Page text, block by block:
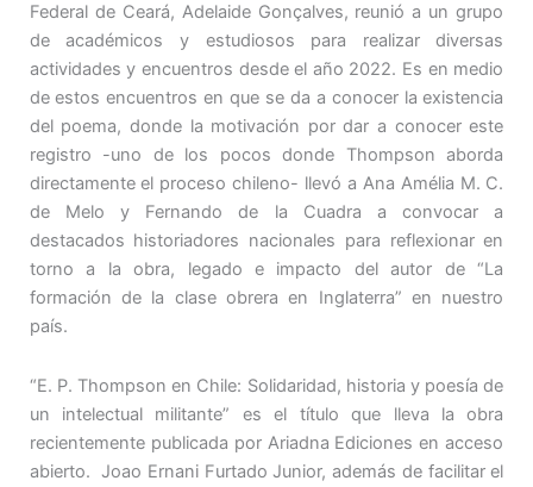
Federal de Ceará, Adelaide Gonçalves, reunió a un grupo
de académicos y estudiosos para realizar diversas
actividades y encuentros desde el año 2022. Es en medio
de estos encuentros en que se da a conocer la existencia
del poema, donde la motivación por dar a conocer este
registro -uno de los pocos donde Thompson aborda
directamente el proceso chileno- llevó a Ana Amélia M. C.
de Melo y Fernando de la Cuadra a convocar a
destacados historiadores nacionales para reflexionar en
torno a la obra, legado e impacto del autor de “La
formación de la clase obrera en Inglaterra” en nuestro
país.
“E. P. Thompson en Chile: Solidaridad, historia y poesía de
un intelectual militante” es el título que lleva la obra
recientemente publicada por Ariadna Ediciones en acceso
abierto. Joao Ernani Furtado Junior, además de facilitar el